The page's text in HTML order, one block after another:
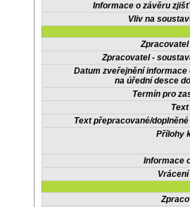
Informace o závěru
Vliv na
Zpracovatel -
Datum zveřejnění informace
na úřední desce
Termín pro
Text přepracované/
Přílohy
Informace